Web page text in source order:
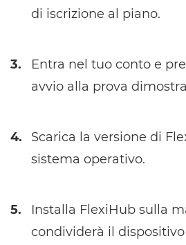
di iscrizione al piano.
3.
Entra nel tuo conto e
avvio alla prova
4.
Scarica la versione di
sistema operativo.
5.
Installa FlexiHub sulla
condividerà il dispositivo